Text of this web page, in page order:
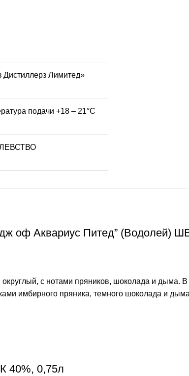
Дистиллерз Лимитед»
подачи +18 – 21°С
оф Аквариус Питед” (Водолей)
округлый, с нотами пряников, шоколада и
имбирного пряника, темного шоколада и
40%, 0,75л